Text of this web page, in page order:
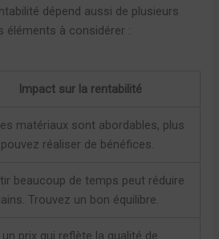
dépend aussi de plusieurs
éléments à considérer :
Impact sur la rentabilité
matériaux sont abordables, plus
réaliser de bénéfices.
beaucoup de temps peut réduire
Trouvez un bon équilibre.
un prix qui reflète la qualité de